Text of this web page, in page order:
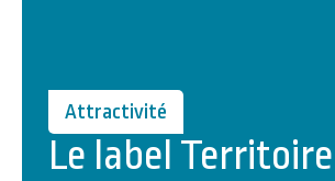
Attractivité
Le label Territoire